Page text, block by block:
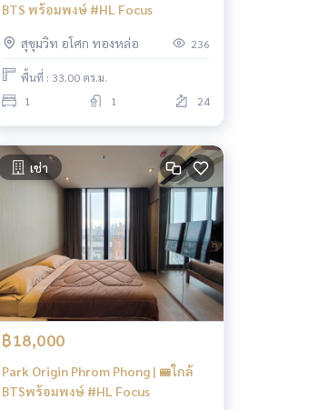
BTS พร้อมพงษ์ #HL Focus
สุขุมวิท อโศก ทองหล่อ 236
พื้นที่ : 33.00 ตร.ม.
1
1 24
เช่า
฿18,000
Park Origin Phrom Phong | 🚝ใกล้
BTSพร้อมพงษ์ #HL Focus